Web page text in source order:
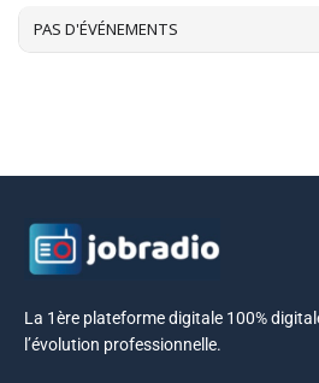
PAS D'ÉVÉNEMENTS
La 1ère plateforme digitale 100%
l’évolution professionnelle.